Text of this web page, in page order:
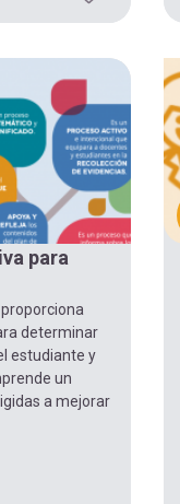
para
determinar
estudiante y
un
a mejorar